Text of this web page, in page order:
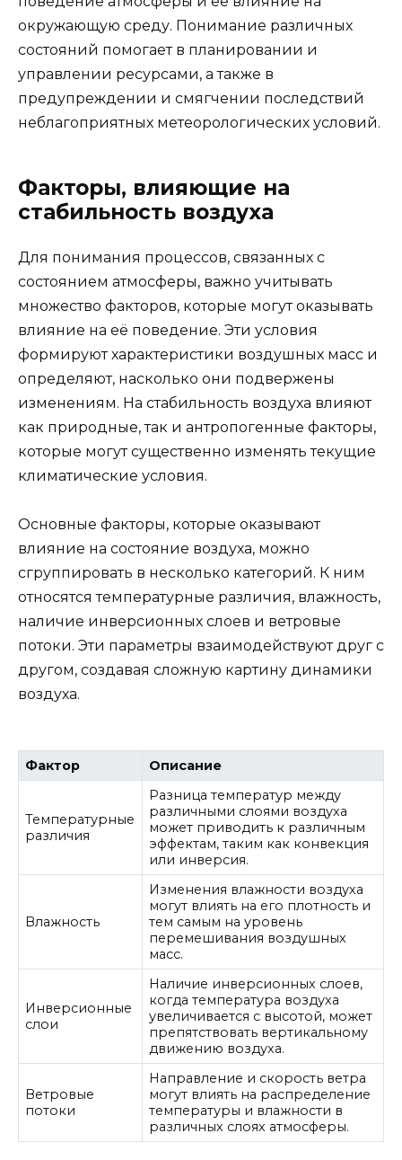
окружающую среду. Понимание различных
состояний помогает в планировании и
управлении ресурсами, а также в
предупреждении и смягчении последствий
неблагоприятных метеорологических условий.
Факторы, влияющие на
стабильность воздуха
Для понимания процессов, связанных с
состоянием атмосферы, важно учитывать
множество факторов, которые могут оказывать
влияние на её поведение. Эти условия
формируют характеристики воздушных масс и
определяют, насколько они подвержены
изменениям. На стабильность воздуха влияют
как природные, так и антропогенные факторы,
которые могут существенно изменять текущие
климатические условия.
Основные факторы, которые оказывают
влияние на состояние воздуха, можно
сгруппировать в несколько категорий. К ним
относятся температурные различия, влажность,
наличие инверсионных слоев и ветровые
потоки. Эти параметры взаимодействуют друг с
другом, создавая сложную картину динамики
воздуха.
Фактор Описание
Температурные
различия
Разница температур между
различными слоями воздуха
может приводить к различным
эффектам, таким как конвекция
или инверсия.
Влажность
Изменения влажности воздуха
могут влиять на его плотность и
тем самым на уровень
перемешивания воздушных
масс.
Инверсионные
слои
Наличие инверсионных слоев,
когда температура воздуха
увеличивается с высотой, может
препятствовать вертикальному
движению воздуха.
Ветровые
потоки
Направление и скорость ветра
могут влиять на распределение
температуры и влажности в
различных слоях атмосферы.